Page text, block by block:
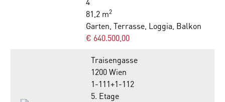
81,2 m2
Garten, Terrasse, Loggia, Balkon
€ 640.500,00
Traisengasse
1200 Wien
1-111+1-112
5. Etage